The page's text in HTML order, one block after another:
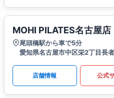
MOHI PILATES名古屋店
尾頭橋駅から車で5分
愛知県名古屋市中区栄2丁目長
店舗情報 公式